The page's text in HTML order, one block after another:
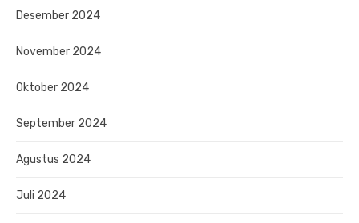
Desember 2024
November 2024
Oktober 2024
September 2024
Agustus 2024
Juli 2024